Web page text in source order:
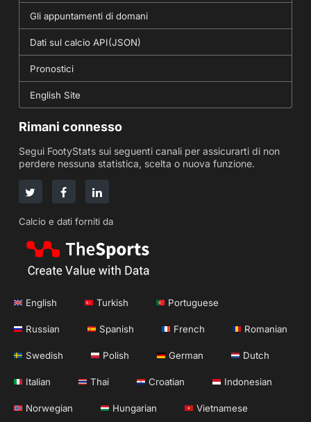
Gli appuntamenti di domani
Dati sul calcio API(JSON)
Pronostici
English Site
Rimani connesso
Segui FootyStats sui seguenti canali per assicurarti di non
perdere nessuna statistica, scelta o nuova funzione.
Calcio e dati forniti da
English Turkish Portuguese
Russian Spanish French Romanian
Swedish Polish German Dutch
Italian Thai Croatian Indonesian
Norwegian Hungarian Vietnamese